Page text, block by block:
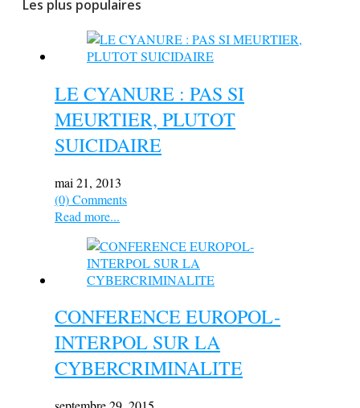
Les plus populaires
LE CYANURE : PAS SI
MEURTIER, PLUTOT
SUICIDAIRE
mai 21, 2013
(0) Comments
Read more...
CONFERENCE EUROPOL-
INTERPOL SUR LA
CYBERCRIMINALITE